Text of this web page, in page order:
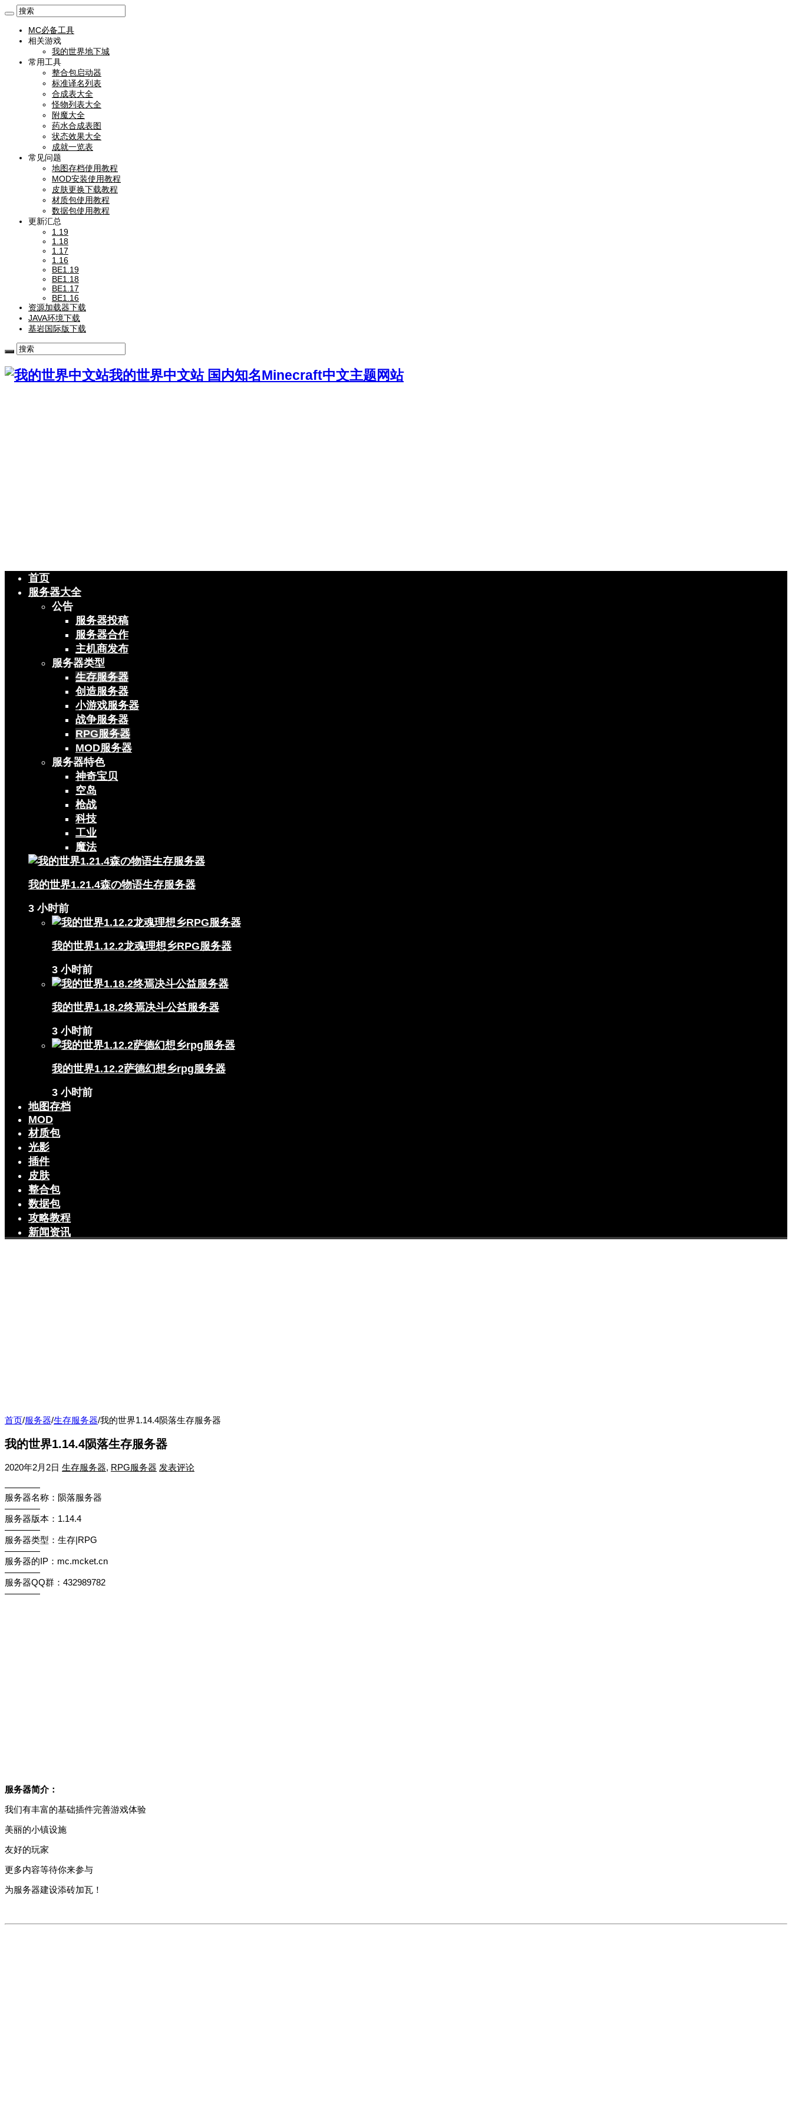
MC必备工具
相关游戏
我的世界地下城
常用工具
整合包启动器
标准译名列表
合成表大全
怪物列表大全
附魔大全
药水合成表图
状态效果大全
成就一览表
常见问题
地图存档使用教程
MOD安装使用教程
皮肤更换下载教程
材质包使用教程
数据包使用教程
更新汇总
1.19
1.18
1.17
1.16
BE1.19
BE1.18
BE1.17
BE1.16
资源加载器下载
JAVA环境下载
基岩国际版下载
我的世界中文站 国内知名Minecraft中文主题网站
首页
服务器大全
公告
服务器投稿
服务器合作
主机商发布
服务器类型
生存服务器
创造服务器
小游戏服务器
战争服务器
RPG服务器
MOD服务器
服务器特色
神奇宝贝
空岛
枪战
科技
工业
魔法
我的世界1.21.4森の物语生存服务器
3 小时前
我的世界1.12.2龙魂理想乡RPG服务器
3 小时前
我的世界1.18.2终焉决斗公益服务器
3 小时前
我的世界1.12.2萨德幻想乡rpg服务器
3 小时前
地图存档
MOD
材质包
光影
插件
皮肤
整合包
数据包
攻略教程
新闻资讯
首页/服务器/生存服务器/我的世界1.14.4陨落生存服务器
我的世界1.14.4陨落生存服务器
2020年2月2日 生存服务器, RPG服务器 发表评论
————
服务器名称：陨落服务器
————
服务器版本：1.14.4
————
服务器类型：生存|RPG
————
服务器的IP：mc.mcket.cn
————
服务器QQ群：432989782
————
服务器简介：
我们有丰富的基础插件完善游戏体验
美丽的小镇设施
友好的玩家
更多内容等待你来参与
为服务器建设添砖加瓦！